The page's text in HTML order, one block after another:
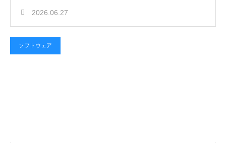
2026.06.27
ソフトウェア